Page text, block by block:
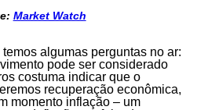
Market Watch
algumas perguntas no ar:
pode ser considerado
costuma indicar que o
recuperação econômica,
momento inflação – um